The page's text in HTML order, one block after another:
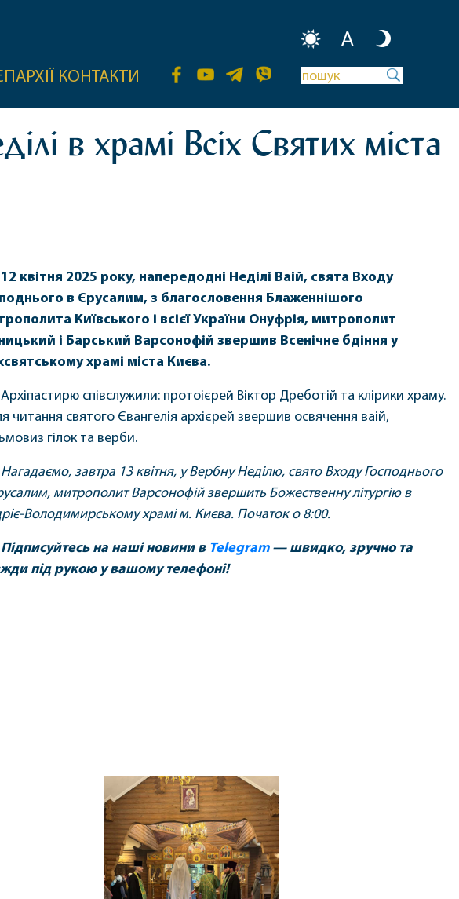
A
КОНТАКТИ
в храмі Всіх Святих міста
12 квітня 2025 року, напередодні Неділі Ваій, свята Входу
в Єрусалим, з благословення Блаженнішого
Київського і всієї України Онуфрія, митрополит
і Барський Варсонофій звершив Всенічне бдіння у
храмі міста Києва.
Архіпастирю співслужили: протоієрей Віктор Дреботій та клірики храму.
читання святого Євангелія архієрей звершив освячення ваій,
гілок та верби.
Нагадаємо, завтра 13 квітня, у Вербну Неділю, свято Входу Господнього
митрополит Варсонофій звершить Божественну літургію в
Володимирському храмі м. Києва. Початок о 8:00.
Підписуйтесь на наші новини в Telegram— швидко, зручно та
під рукою у вашому телефоні!